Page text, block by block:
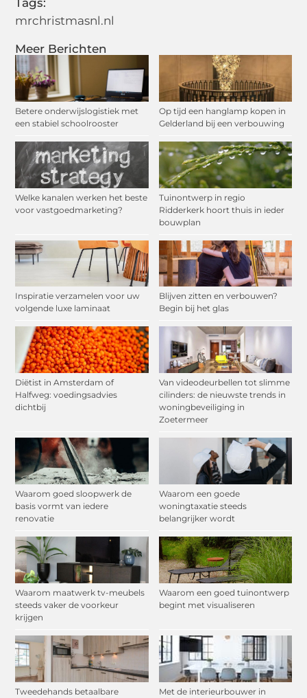
Meer Berichten
Betere onderwijslogistiek met
een stabiel schoolrooster
Op tijd een hanglamp kopen in
Gelderland bij een verbouwing
Welke kanalen werken het beste
voor vastgoedmarketing?
Tuinontwerp in regio
Ridderkerk hoort thuis in ieder
bouwplan
Inspiratie verzamelen voor uw
volgende luxe laminaat
Blijven zitten en verbouwen?
Begin bij het glas
Diëtist in Amsterdam of
Halfweg: voedingsadvies
dichtbij
Van videodeurbellen tot slimme
cilinders: de nieuwste trends in
woningbeveiliging in
Zoetermeer
Waarom goed sloopwerk de
basis vormt van iedere
renovatie
Waarom een goede
woningtaxatie steeds
belangrijker wordt
Waarom maatwerk tv-meubels
steeds vaker de voorkeur
krijgen
Waarom een goed tuinontwerp
begint met visualiseren
Tweedehands betaalbare
Met de interieurbouwer in
mrchristmasnl.nl